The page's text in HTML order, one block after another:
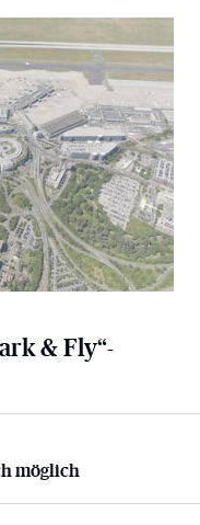
Anbietern
& Fly“-
möglich